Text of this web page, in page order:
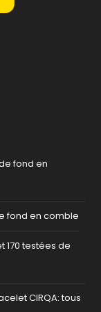
fond en
fond en comble
170 testées de
CIRQA: tous